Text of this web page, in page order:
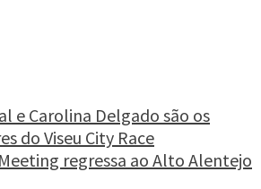
e Carolina Delgado são os
do Viseu City Race
regressa ao Alto Alentejo